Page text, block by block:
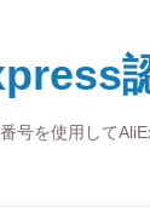
号を使用して